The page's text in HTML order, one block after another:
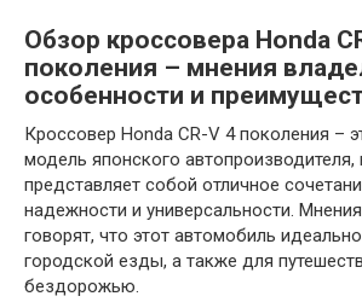
Обзор кроссовера Honda
поколения – мнения
особенности и
Кроссовер Honda CR-V 4 поколения –
модель японского автопроизводителя,
представляет собой отличное
надежности и универсальности.
говорят, что этот автомобиль
городской езды, а также для
бездорожью.